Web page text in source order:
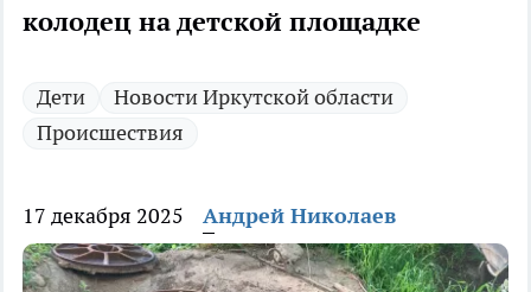
колодец на детской площадке
Дети
Новости Иркутской области
Происшествия
17 декабря 2025 Андрей Николаев